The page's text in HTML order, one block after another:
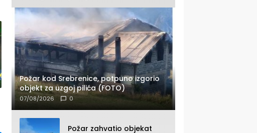
Požar kod Srebrenice, potpuno izgorio
objekt za uzgoj pilića (FOTO)
07/08/2026 0
Požar zahvatio objekat